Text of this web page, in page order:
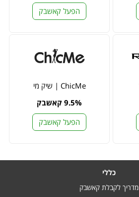
הפעל קאשבק
ChicMe | שיק מי
9.5% קאשבק
הפעל קאשבק
כללי
מדריך לקבלת קאשבק